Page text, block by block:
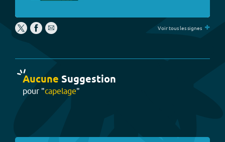
Voir tous les signes +
Aucune Suggestion
pour "capelage"